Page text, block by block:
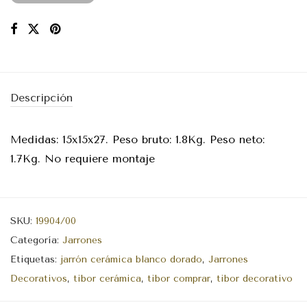
Descripción
Medidas: 15x15x27. Peso bruto: 1.8Kg. Peso neto:
1.7Kg. No requiere montaje
SKU: 19904/00
Categoría: Jarrones
Etiquetas: jarrón cerámica blanco dorado, Jarrones
Decorativos, tibor cerámica, tibor comprar, tibor decorativo